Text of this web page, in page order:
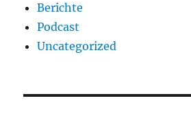
Berichte
Podcast
Uncategorized